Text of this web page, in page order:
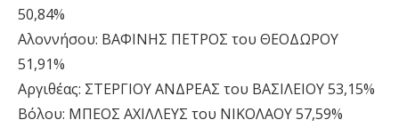
50,84%
Αλοννήσου: ΒΑΦΙΝΗΣ ΠΕΤΡΟΣ του ΘΕΟΔΩΡΟΥ
51,91%
Αργιθέας: ΣΤΕΡΓΙΟΥ ΑΝΔΡΕΑΣ του ΒΑΣΙΛΕΙΟΥ 53,15%
Βόλου: ΜΠΕΟΣ ΑΧΙΛΛΕΥΣ του ΝΙΚΟΛΑΟΥ 57,59%